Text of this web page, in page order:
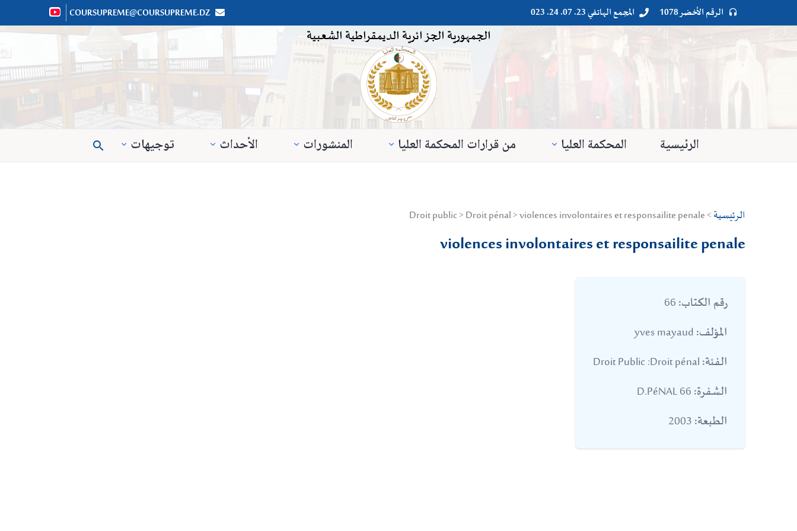

 الرقم الأخضر 1078 
 المجمع الهاتفي 23. 07. 24. 023 

COURSUPREME@COURSUPREME.DZ
الجمهورية الجزائرية الديمقراطية الشعبية
الرئيسية المحكمة العليا من قرارات المحكمة العليا المنشورات الأحداث توجيهات 
الرئيسية> Droit public > Droit pénal > violences involontaires et responsailite penale
violences involontaires et responsailite penale
رقم الكتاب:
المؤلف:
الفئة:
الشفرة:
الطبعة: